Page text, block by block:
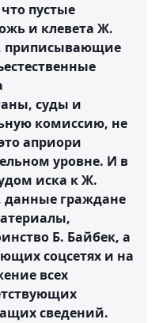
пустые
и клевета Ж.
приписывающие
суды и
комиссию, не
априори
уровне. И в
иска к Ж.
граждане
Б. Байбек, а
соцсетях и на
всех
сведений.